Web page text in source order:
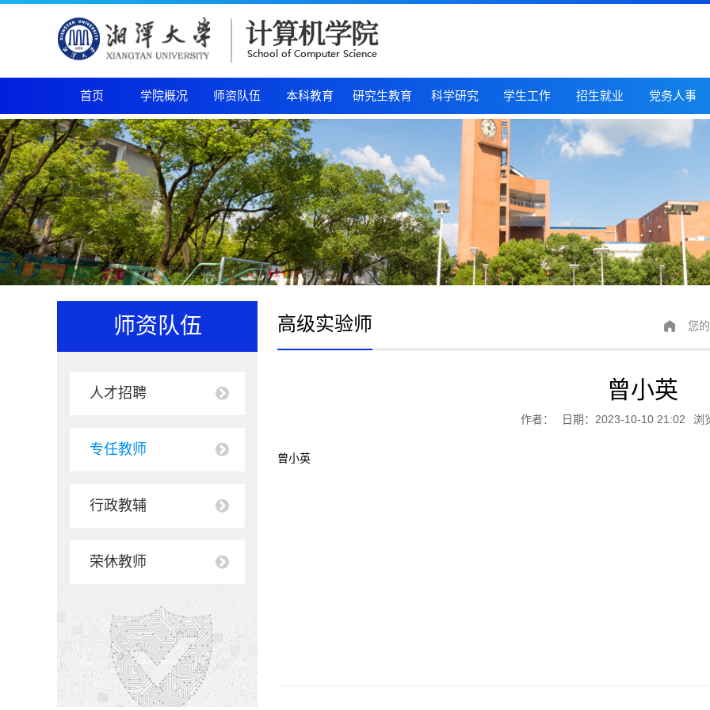
首页 学院概况 师资队伍 本科教育 研究生教育 科学研究 学生工作 招生就业 党务人事
师资队伍
人才招聘
专任教师
行政教辅
荣休教师
高级实验师 您
曾小英
作者： 日期：2023-10-10 21:02 浏
曾小英